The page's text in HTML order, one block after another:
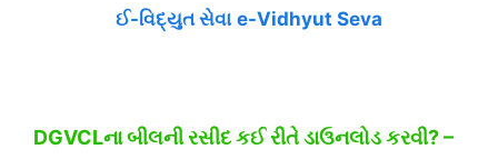
ઈ-વિદ્યુત સેવા e-Vidhyut Seva
DGVCLના બીલની રસીદ કઈ રીતે ડાઉનલોડ કરવી? –